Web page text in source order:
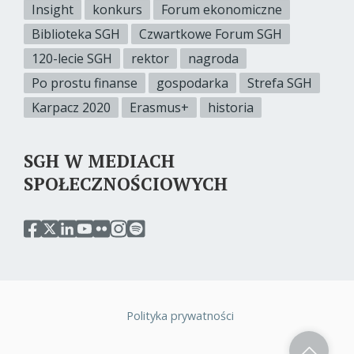
Insight
konkurs
Forum ekonomiczne
Biblioteka SGH
Czwartkowe Forum SGH
120-lecie SGH
rektor
nagroda
Po prostu finanse
gospodarka
Strefa SGH
Karpacz 2020
Erasmus+ historia
SGH W MEDIACH
SPOŁECZNOŚCIOWYCH
przejdź
przejdź
przejdź
przejdź
przejdź
przejdźprzejdź
Stopka
Polityka prywatności